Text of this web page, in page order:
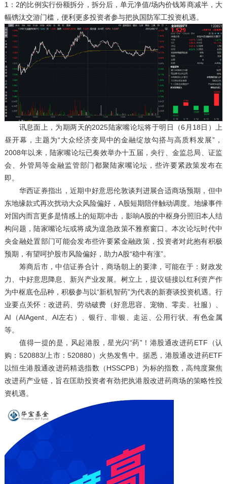
1：2的比例实行份额拆分，拆分后，单元净值/场内价钱筹商减半，大
幅镌汰交游门槛，便利更多投资者参与把执国防军工投资机遇。
讯息面上，为期两天的2025陆家嘴论坛将于明日（6月18日）上
昼开幕，主题为“大众经济变局中的金融绽放勾搭与高质料发展”，
2008年以来，陆家嘴论坛已奏效举办十五届，央行、金监总局、证监
会、外管局等金融监管部门都聚陆家嘴论坛，些许要紧政策发布在
即。
华西证券指出，近期中好意思伦敦谈判进展合适商场预期，但中
东地缘款式再次扰动大众风险偏好，A股短期陪伴触动调度。地缘事件
对国内而言更多是情感上的短期冲击，影响A股的中枢身分照旧本人结
构问题，陆家嘴论坛或将成为遑急政策不雅察窗口。本次论坛时代中
央金融处置部门可能会发布些许要紧金融政策，投资者对此抱有积极
预期，有望呵护股市风险偏好，助力A股“稳中有涨”。
筹商后市，中信证券合计，商场朝上的要津，可能在于：财政发
力、中好意思降息、新兴产业发展。树立上，提议链接以红利资产作
为中枢底仓品种，积极参与以“新机智药”为代表的新赛谈投资机遇。行
业要点关怀：改进药、劳动破费（好意思容、宠物、零卖、社服）、
AI（AIAgent、AI左右）、银行、非银、走运、公用行状、有色金属
等。
值得一提的是，风起港股，星光闪“药”！港股通改进药ETF（认
购：520883/上市：520880）火热发售中。据悉，港股通改进药ETF
以恒生港股通改进药精选指数（HSSCPB）为标的指数，高纯度聚焦
改进药产业链，旨在匡助投资者有劲把执港股改进药商场的策略性投
资机遇。